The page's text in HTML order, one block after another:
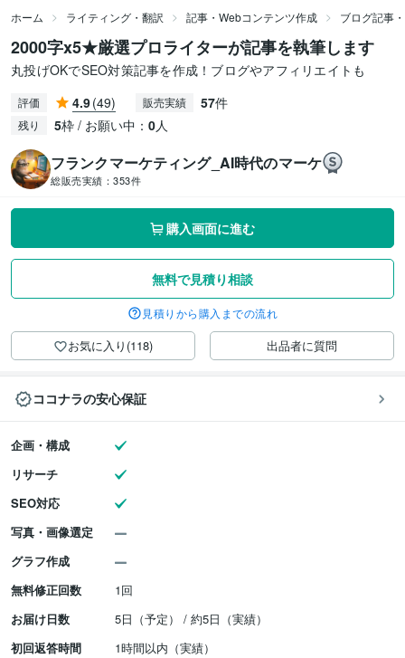
ホーム ライティング・翻訳 記事・Webコンテンツ作成 ブログ記事
2000字x5★厳選プロライターが記事を執筆します
丸投げOKでSEO対策記事を作成！ブログやアフィリエイトも
評価 4.9(49) 販売実績 57件
残り 5枠 / お願い中： 0人
フランクマーケティング_AI時代のマーケ
総販売実績： 353件
購入画面に進む
無料で見積り相談
見積りから購入までの流れ
お気に入り(118) 出品者に質問
ココナラの安心保証
企画・構成
リサーチ
SEO対応
写真・画像選定
グラフ作成
無料修正回数
1回
お届け日数
5日（予定） / 約5日（実績）
初回返答時間
1時間以内（実績）